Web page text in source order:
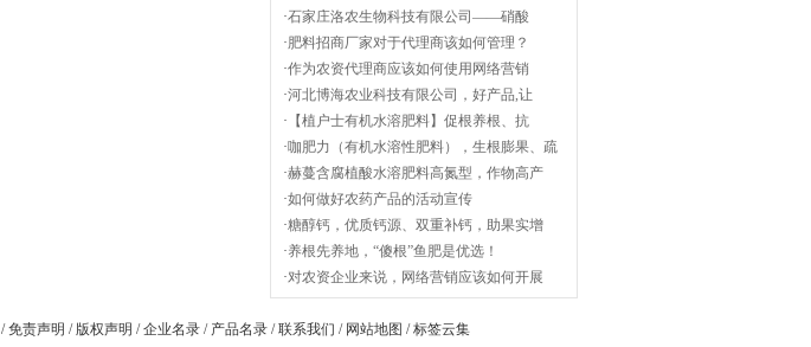
·石家庄洛农生物科技有限公司——硝酸
·肥料招商厂家对于代理商该如何管理？
·作为农资代理商应该如何使用网络营销
·河北博海农业科技有限公司，好产品,让
· 【植户士有机水溶肥料】促根养根、抗
·咖肥力（有机水溶性肥料），生根膨果、疏
·赫蔓含腐植酸水溶肥料高氮型，作物高产
·如何做好农药产品的活动宣传
·糖醇钙，优质钙源、双重补钙，助果实增
·养根先养地，“傻根”鱼肥是优选！
·对农资企业来说，网络营销应该如何开展
/免责声明 / 版权声明 /企业名录 / 产品名录 /联系我们 / 网站地图 /标签云集